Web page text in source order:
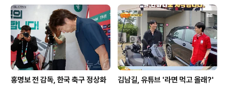
자신의 진가를 유감없이 발휘했습니다. 1쿼터에만 3점슛
3개를 포함해 14점을 몰아치며 득점 행진을 시작했습니
다. 엣지컴은 드래프트 당시 평가받았던 뛰어난 운동 능력
과 3&amp;D 유형의 강점을 완..
홍명보 전 감독, 한국 축구 정상화
김남길, 유튜브 '라면 먹고 올래?'